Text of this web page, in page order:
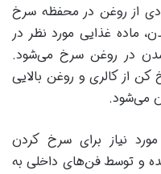
از روغن در محفظه سرخ
ماده غذایی مورد نظر در
در روغن سرخ می‌شود.
کن از کالری و روغن بالایی
می‌شود.
نیاز برای سرخ کردن
و توسط فن‌های داخلی به